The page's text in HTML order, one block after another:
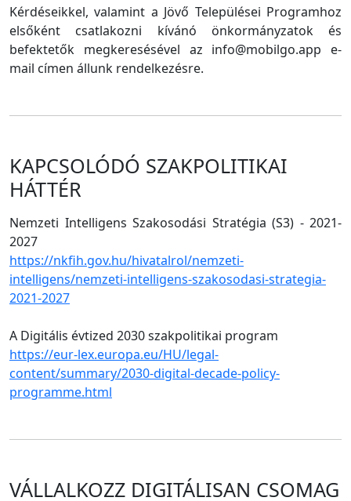
Kérdéseikkel, valamint a Jövő Települései Programhoz
elsőként csatlakozni kívánó önkormányzatok és
befektetők megkeresésével az info@mobilgo.app e-
mail címen állunk rendelkezésre.
KAPCSOLÓDÓ SZAKPOLITIKAI
HÁTTÉR
Nemzeti Intelligens Szakosodási Stratégia (S3) - 2021-
2027
https://nkfih.gov.hu/hivatalrol/nemzeti-
intelligens/nemzeti-intelligens-szakosodasi-strategia-
2021-2027
A Digitális évtized 2030 szakpolitikai program
https://eur-lex.europa.eu/HU/legal-
content/summary/2030-digital-decade-policy-
programme.html
VÁLLALKOZZ DIGITÁLISAN CSOMAG